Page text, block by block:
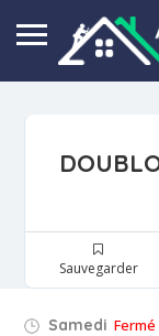
Sauvegarder
Samedi